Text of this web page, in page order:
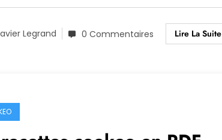
Legrand 0 Commentaires Lire La Suite